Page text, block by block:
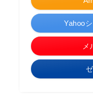
Yahoo
メ